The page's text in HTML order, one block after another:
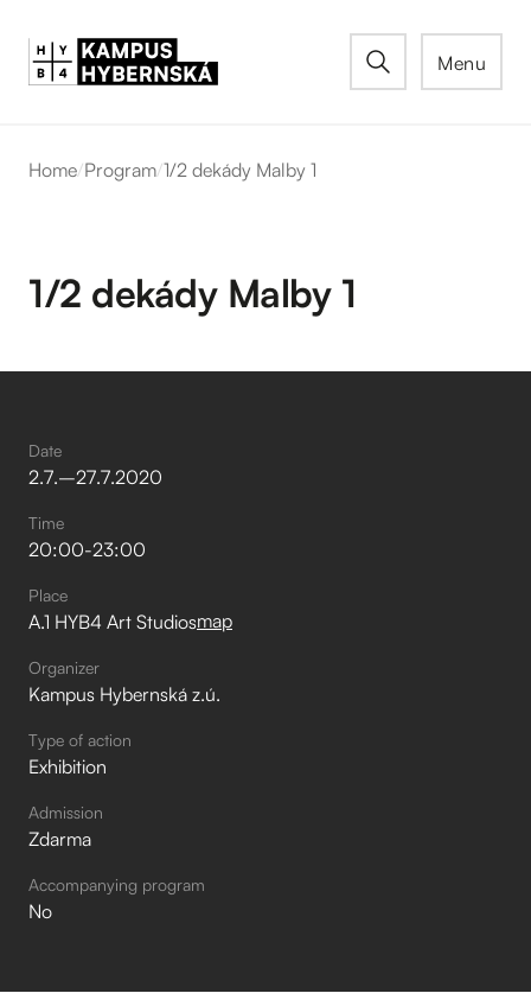
Menu
Home/Program/1/2 dekády Malby 1
1/2 dekády Malby 1
Date
2.7.–⁠27.7.2020
Time
20:00-23:00
Place
A.1 HYB4 Art Studiosmap
Organizer
Kampus Hybernská z.ú.
Type of action
Exhibition
Admission
Zdarma
Accompanying program
No